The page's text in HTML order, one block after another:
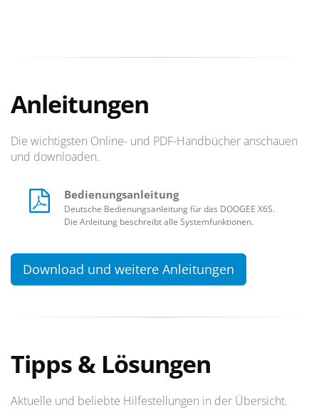
Anleitungen
Die wichtigsten Online- und PDF-Handbücher anschauen
und downloaden.
Bedienungsanleitung
Deutsche Bedienungsanleitung für das DOOGEE X6S.
Die Anleitung beschreibt alle Systemfunktionen.
Download und weitere Anleitungen
Tipps & Lösungen
Aktuelle und beliebte Hilfestellungen in der Übersicht.